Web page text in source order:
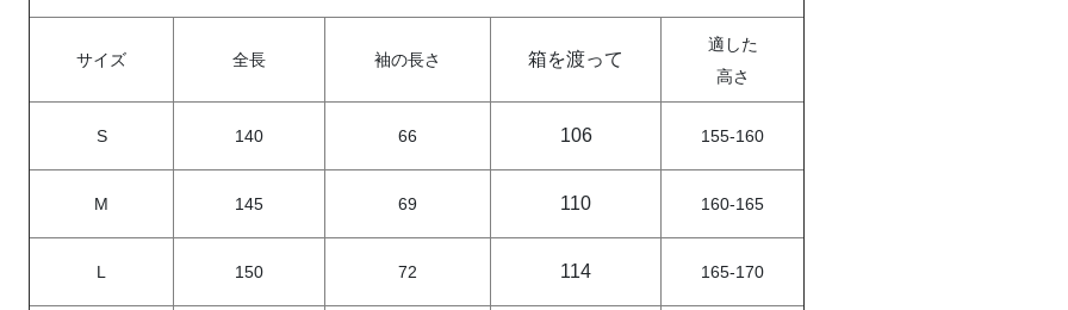
サイズ 全長 袖の長さ 箱を渡って
適した
高さ
S 140 66 106 155-160
M 145 69 110 160-165
L 150 72 114 165-170